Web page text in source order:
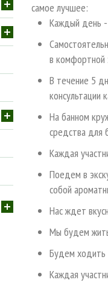
самое лучшее:
Каждый день -
в комфортной
В течение 5
консультации
На банном
средства для
Каждая
Поедем в
собой
Нас ждет
Мы будем
Будем ходить
Каждая